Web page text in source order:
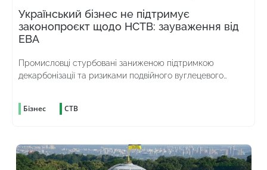
Український бізнес не підтримує
законопроєкт щодо НСТВ: зауваження від
ЕВА
Промисловці стурбовані заниженою підтримкою
декарбонізації та ризиками подвійного вуглецевого
Бізнес СТВ